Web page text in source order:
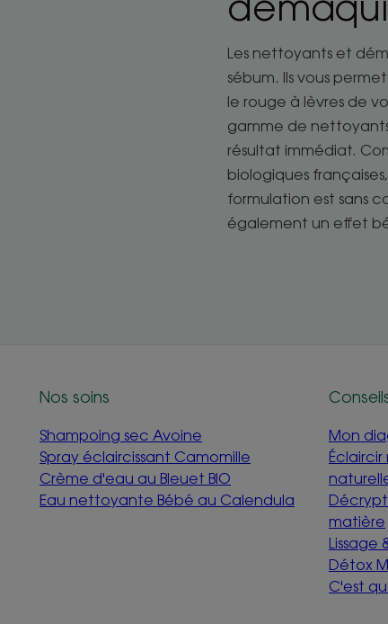
Les nettoyants et
sébum. Ils vous
le rouge à lèvres de
gamme de
résultat immédiat.
biologiques
formulation est sans
également un effet
Nos soins
Shampoing sec Avoine
Spray éclaircissant Camomille
Crème d'eau au Bleuet BIO
Eau nettoyante Bébé au Calendula
Mon
matière
Lissage
Détox
C'est